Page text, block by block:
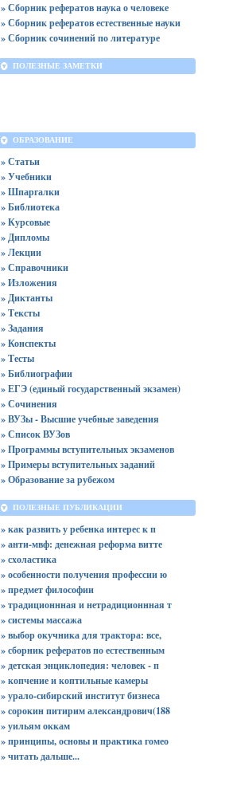
» Сборник рефератов наука о человеке
» Сборник рефератов естественные науки
» Сборник сочинений по литературе
ПОЛЕЗНЫЕ ЗАМЕТКИ
ОБРАЗОВАНИЕ
» Статьи
» Учебники
» Шпаргалки
» Библиотека
» Курсовые
» Дипломы
» Лекции
» Справочники
» Изложения
» Диктанты
» Тексты
» Задания
» Конспекты
» Тесты
» Библиографии
» ЕГЭ (единый государственный экзамен)
» Сочинения
» ВУЗы - Высшие учебные заведения
» Список ВУЗов
» Программы вступительных экзаменов
» Примеры вступительных заданий
» Образование за рубежом
ПОЛЕЗНЫЕ ПУБЛИКАЦИИ
» как развить у ребенка интерес к п
» анти-мвф: денежная реформа витте
» схоластика
» особенности получения профессии ю
» предмет философии
» традиционнная и нетрадиционнная т
» системы массажа
» выбор окучника для трактора: все,
» сборник рефератов по естественным
» детская энциклопедия: человек - п
» копчение и коптильные камеры
» урало-сибирский институт бизнеса
» сорокин питирим александрович(188
» уильям оккам
» принципы, основы и практика гомео
»читать дальше...